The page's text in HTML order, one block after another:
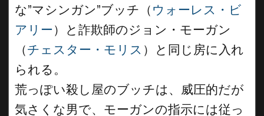
な”マシンガン”ブッチ（ ウォーレス・ビ
アリー）と詐欺師のジョン・モーガン
（チェスター・モリス ）と同じ房に入れ
られる。
荒っぽい殺し屋のブッチは、威圧的だが
気さくな男で、モーガンの指示には従っ